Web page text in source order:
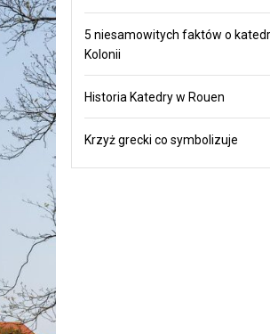
5 niesamowitych faktów o
Kolonii
Historia Katedry w Rouen
Krzyż grecki co symbolizuje